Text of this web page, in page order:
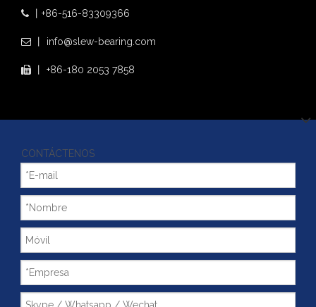
 丨+86-516-83309366
 info@slew-bearing.com
 丨 +86-180 2053 7858
CONTÁCTENOS